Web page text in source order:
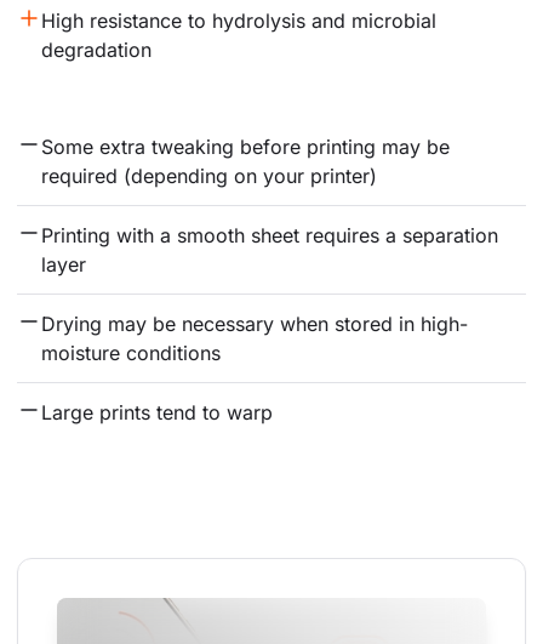
High resistance to hydrolysis and microbial
degradation
Some extra tweaking before printing may be
required (depending on your printer)
Printing with a smooth sheet requires a separation
layer
Drying may be necessary when stored in high-
moisture conditions
Large prints tend to warp